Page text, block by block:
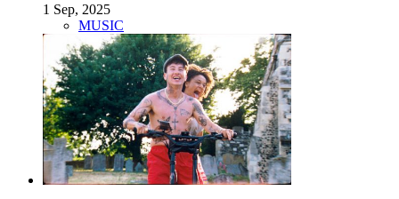
1 Sep, 2025
MUSIC